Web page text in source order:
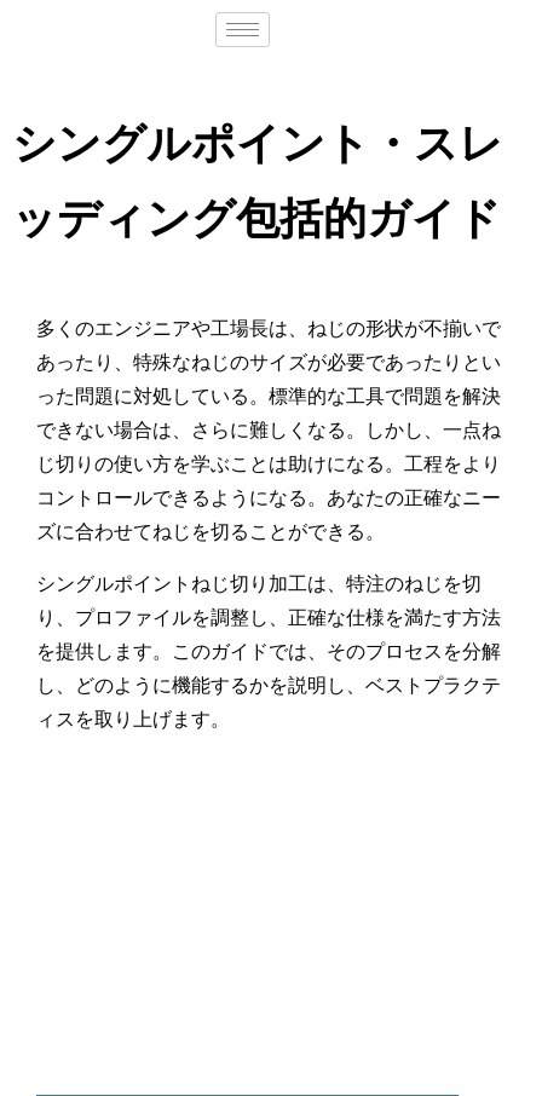
シングルポイント・スレ
ッディング包括的ガイド
多くのエンジニアや工場長は、ねじの形状が不揃いで
あったり、特殊なねじのサイズが必要であったりとい
った問題に対処している。標準的な工具で問題を解決
できない場合は、さらに難しくなる。しかし、一点ね
じ切りの使い方を学ぶことは助けになる。工程をより
コントロールできるようになる。あなたの正確なニー
ズに合わせてねじを切ることができる。
シングルポイントねじ切り加工は、特注のねじを切
り、プロファイルを調整し、正確な仕様を満たす方法
を提供します。このガイドでは、そのプロセスを分解
し、どのように機能するかを説明し、ベストプラクテ
ィスを取り上げます。